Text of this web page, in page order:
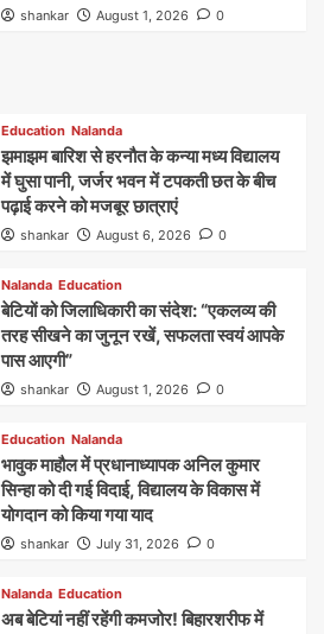
shankar August 1, 2026 0
Education Nalanda
झमाझम बारिश से हरनौत के कन्या मध्य विद्यालय
में घुसा पानी, जर्जर भवन में टपकती छत के बीच
पढ़ाई करने को मजबूर छात्राएं
shankar August 6, 2026 0
Nalanda Education
बेटियों को जिलाधिकारी का संदेश: “एकलव्य की
तरह सीखने का जुनून रखें, सफलता स्वयं आपके
पास आएगी”
shankar August 1, 2026 0
Education Nalanda
भावुक माहौल में प्रधानाध्यापक अनिल कुमार
सिन्हा को दी गई विदाई, विद्यालय के विकास में
योगदान को किया गया याद
shankar July 31, 2026 0
Nalanda Education
अब बेटियां नहीं रहेंगी कमजोर! बिहारशरीफ में